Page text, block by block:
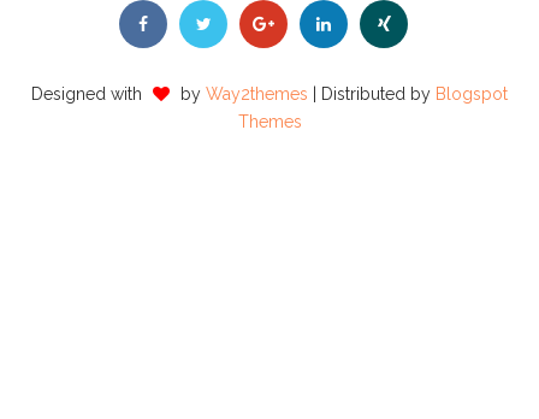
Designed with by Way2themes | Distributed by Blogspot
Themes